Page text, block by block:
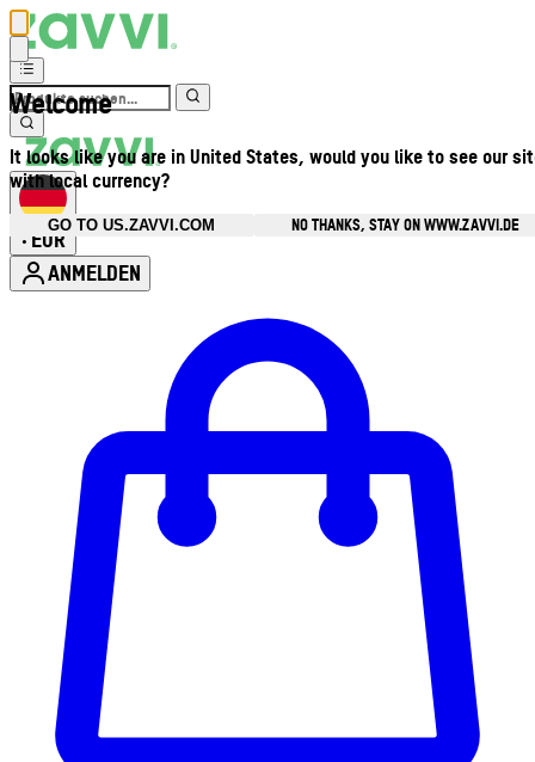
Welcome
It looks like you are in United States, would you like to see our
with local currency?
GO TO US.ZAVVI.COM
NO THANKS, STAY ON WWW.ZAVVI.DE
• EUR
ANMELDEN